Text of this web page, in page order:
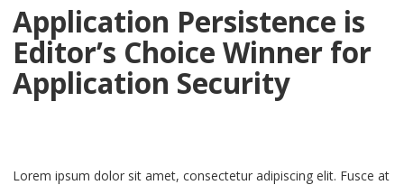
Application Persistence is
Editor’s Choice Winner for
Application Security
Lorem ipsum dolor sit amet, consectetur adipiscing elit. Fusce at